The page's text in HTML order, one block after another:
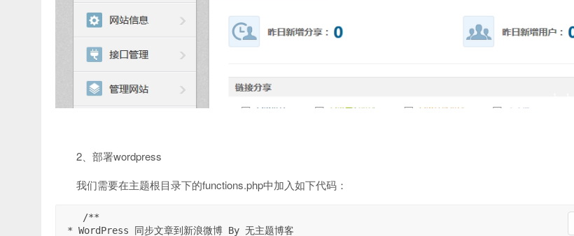
2、部署wordpress
我们需要在主题根目录下的functions.php中加入如下代码：
/**